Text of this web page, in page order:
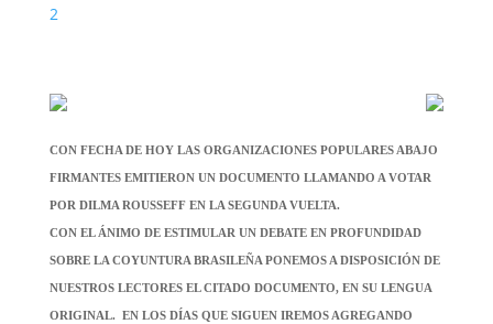
2
CON FECHA DE HOY LAS ORGANIZACIONES POPULARES ABAJO
FIRMANTES EMITIERON UN DOCUMENTO LLAMANDO A VOTAR
POR DILMA ROUSSEFF EN LA SEGUNDA VUELTA.
CON EL ÁNIMO DE ESTIMULAR UN DEBATE EN PROFUNDIDAD
SOBRE LA COYUNTURA BRASILEÑA PONEMOS A DISPOSICIÓN DE
NUESTROS LECTORES EL CITADO DOCUMENTO, EN SU LENGUA
ORIGINAL. EN LOS DÍAS QUE SIGUEN IREMOS AGREGANDO